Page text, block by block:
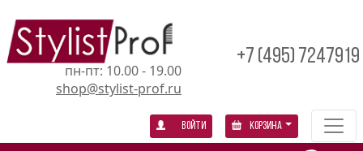
пн-пт: 10.00 - 19.00
shop@stylist-prof.ru
+7 (495) 7247919
Войти Корзина